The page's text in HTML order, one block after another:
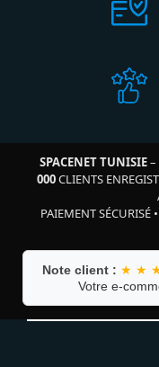
SPACENET TUNISIE–
000CLIENTS
PAIEMENT SÉCURISÉ •
Note client : ★ ★
Votre e-